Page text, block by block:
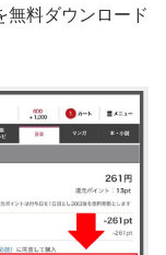
無料ダウンロード